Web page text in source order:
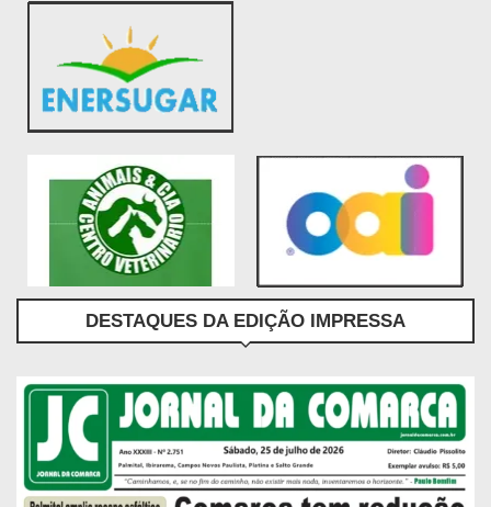
DESTAQUES DA EDIÇÃO IMPRESSA